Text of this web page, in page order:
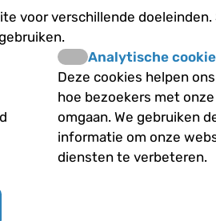
Andere
Behandeling
Diagnose
voor verschillende
Analytische
Deze cookies helpen
hoe bezoekers met
omgaan. We gebruiken
informatie om onze
diensten te verbeteren.